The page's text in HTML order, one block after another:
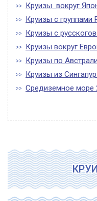
Круизы вокруг
Круизы с группами
Круизы с
Круизы вокруг
Круизы по
Круизы из
Средиземное море